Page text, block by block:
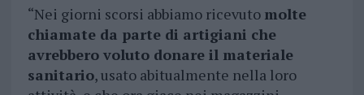
“Nei giorni scorsi abbiamo ricevuto molte
chiamate da parte di artigiani che
avrebbero voluto donare il materiale
sanitario, usato abitualmente nella loro